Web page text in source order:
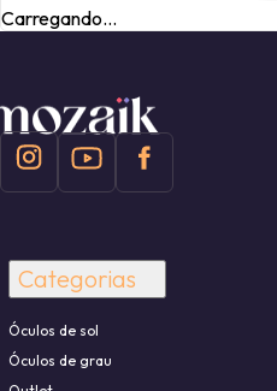
Carregando...
Categorias
Óculos de sol
Óculos de grau